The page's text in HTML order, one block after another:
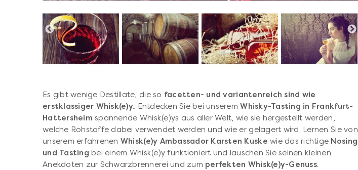
Es gibt wenige Destillate, die so facetten- und variantenreich sind wie
erstklassiger Whisk(e)y. Entdecken Sie bei unseremWhisky-Tasting in Frankfurt-
Hattersheim spannende Whisk(e)ys aus aller Welt, wie sie hergestellt werden,
welche Rohstoffe dabei verwendet werden und wie er gelagert wird. Lernen Sie von
unserem erfahrenen Whisk(e)y Ambassador Karsten Kuske wie das richtige Nosing
und Tasting bei einem Whisk(e)y funktioniert und lauschen Sie seinen kleinen
Anekdoten zur Schwarzbrennerei und zum perfekten Whisk(e)y-Genuss.